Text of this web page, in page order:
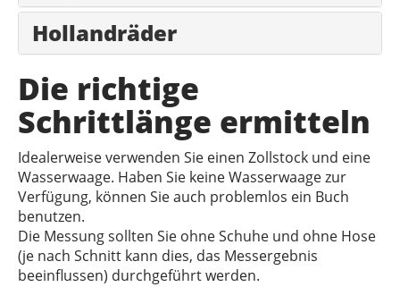
Hollandräder
Die richtige
Schrittlänge ermitteln
Idealerweise verwenden Sie einen Zollstock und eine
Wasserwaage. Haben Sie keine Wasserwaage zur
Verfügung, können Sie auch problemlos ein Buch
benutzen.
Die Messung sollten Sie ohne Schuhe und ohne Hose
(je nach Schnitt kann dies, das Messergebnis
beeinflussen) durchgeführt werden.